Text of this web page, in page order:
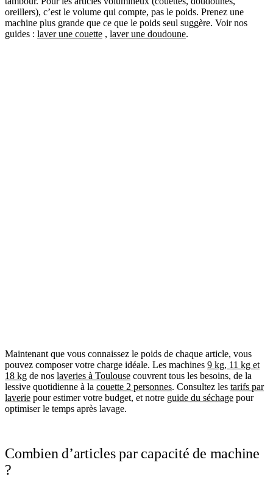
oreillers), c’est le volume qui compte, pas le poids. Prenez une
machine plus grande que ce que le poids seul suggère. Voir nos
guides : laver une couette , laver une doudoune.
Maintenant que vous connaissez le poids de chaque article, vous
pouvez composer votre charge idéale. Les machines 9 kg, 11 kg et
18 kg de nos laveries à Toulouse couvrent tous les besoins, de la
lessive quotidienne à la couette 2 personnes. Consultez les tarifs par
laverie pour estimer votre budget, et notre guide du séchage pour
optimiser le temps après lavage.
Combien d’articles par capacité de machine
?